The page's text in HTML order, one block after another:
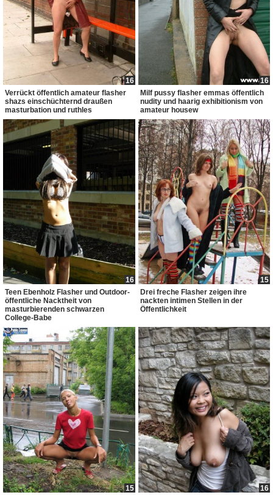
16
Verrückt öffentlich amateur flasher
shazs einschüchternd draußen
masturbation und ruthles
16
Milf pussy flasher emmas öffentlich
nudity und haarig exhibitionism von
amateur housew
16
Teen Ebenholz Flasher und Outdoor-
öffentliche Nacktheit von
masturbierenden schwarzen
College-Babe
15
Drei freche Flasher zeigen ihre
nackten intimen Stellen in der
Öffentlichkeit
15
16